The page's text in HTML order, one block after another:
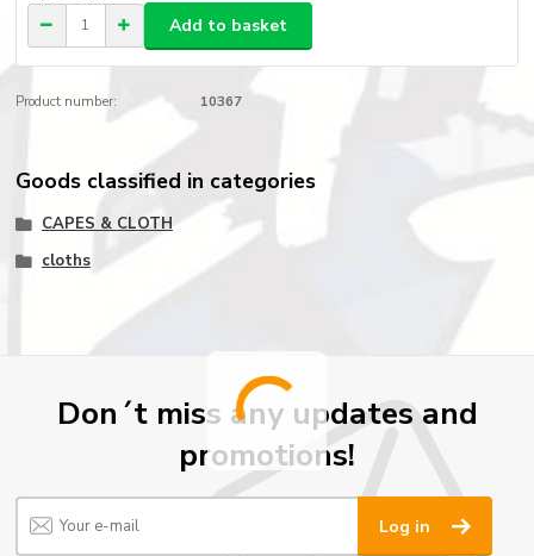
Add to basket
Product number: 10367
Goods classified in categories
CAPES & CLOTH
cloths
Don´t miss any updates and
promotions!
Log in